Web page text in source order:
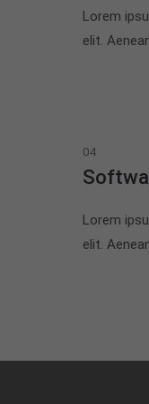
Lorem
elit.
04
Lorem
elit.